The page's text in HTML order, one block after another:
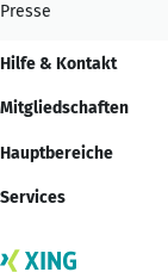
Presse
Hilfe & Kontakt
Mitgliedschaften
Hauptbereiche
Services